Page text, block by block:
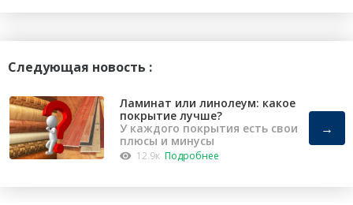
Следующая новость :
Ламинат или линолеум: какое
покрытие лучше?
У каждого покрытия есть свои
плюсы и минусы
12.9к Подробнее
→